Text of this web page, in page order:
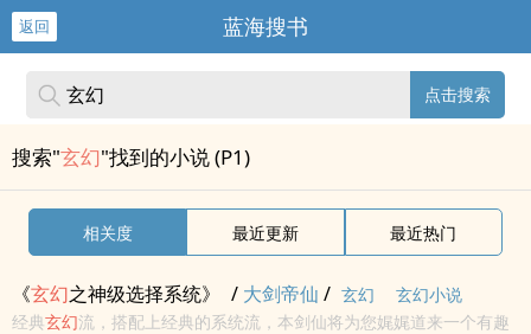
返回 蓝海搜书
点击搜索
搜索"玄幻"找到的小说 (P1)
相关度 最近更新 最近热门
《玄幻之神级选择系统》 / 大剑帝仙 / 玄幻
玄幻小说
经典玄幻流，搭配上经典的系统流，本剑仙将为您娓娓道来一个有趣